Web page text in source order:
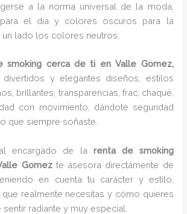
a la norma universal de la moda,
el día y colores oscuros para la
un lado los colores neutros.
smoking cerca de ti en Valle Gomez,
divertidos y elegantes diseños, estilos
brillantes, transparencias, frac, chaqué,
con movimiento, dándote seguridad
que siempre soñaste.
encargado de la renta de smoking
Gomezte asesora directamente de
en cuenta tu carácter y estilo,
realmente necesitas y cómo quieres
radiante y muy especial.